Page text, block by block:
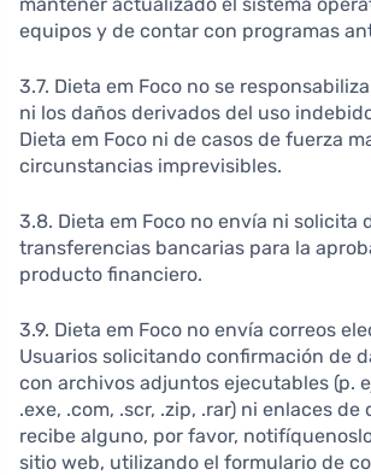
equipos y de contar con programas
3.7. Dieta em Foco no se
ni los daños derivados del uso
Dieta em Foco ni de casos de fuerza
circunstancias imprevisibles.
3.8. Dieta em Foco no envía ni solicita
transferencias bancarias para la
producto financiero.
3.9. Dieta em Foco no envía correos
Usuarios solicitando confirmación de
con archivos adjuntos ejecutables (p.
.exe, .com, .scr, .zip, .rar) ni enlaces de
recibe alguno, por favor,
sitio web, utilizando el formulario de